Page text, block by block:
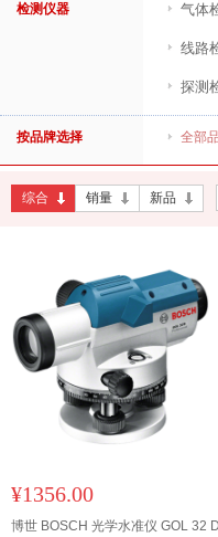
检测仪器 气体
线路
探测
按品牌选择 全部
综合 销量 新品
¥1356.00
博世 BOSCH 光学水准仪 GOL 32 D